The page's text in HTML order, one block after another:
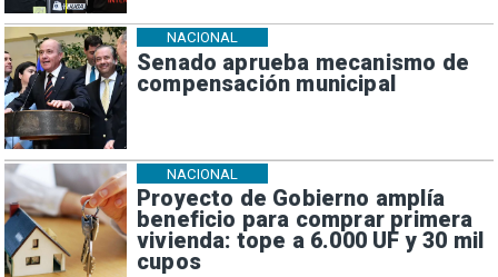
Senado aprueba mecanismo de
compensación municipal
NACIONAL
Proyecto de Gobierno amplía
beneficio para comprar primera
vivienda: tope a 6.000 UF y 30 mil
cupos
NACIONAL